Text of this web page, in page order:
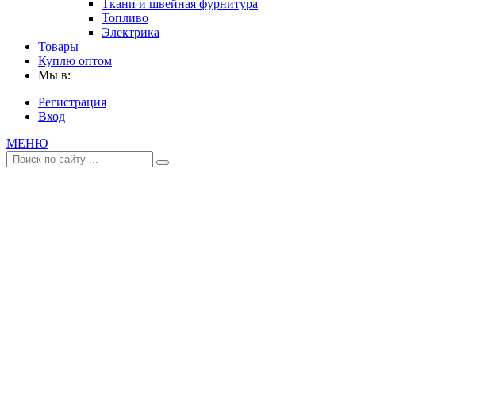
Ткани и швейная фурнитура
Топливо
Электрика
Товары
Куплю оптом
Мы в:
Регистрация
Вход
МЕНЮ